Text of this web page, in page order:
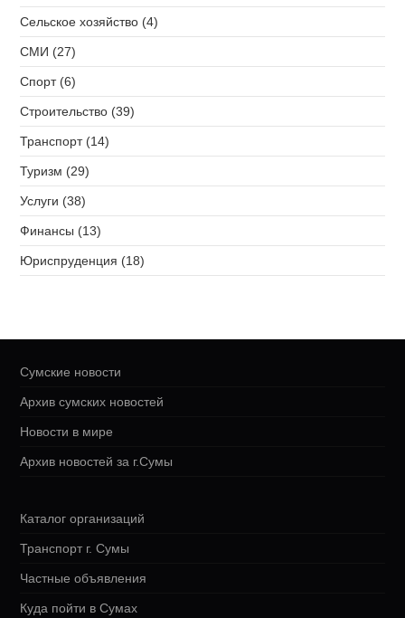
Сельское хозяйство (4)
СМИ (27)
Спорт (6)
Строительство (39)
Транспорт (14)
Туризм (29)
Услуги (38)
Финансы (13)
Юриспруденция (18)
Сумские новости
Архив сумских новостей
Новости в мире
Архив новостей за г.Сумы
Каталог организаций
Транспорт г. Сумы
Частные объявления
Куда пойти в Сумах